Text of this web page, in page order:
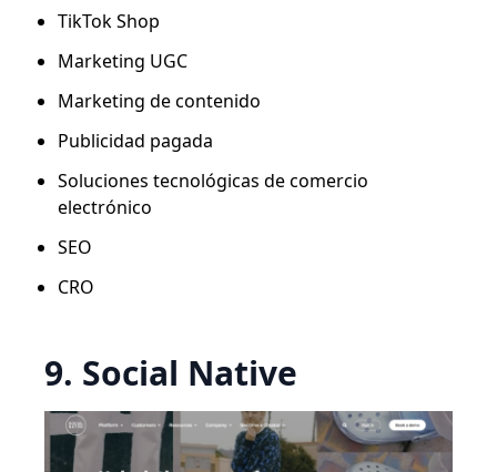
TikTok Shop
Marketing UGC
Marketing de contenido
Publicidad pagada
Soluciones tecnológicas de comercio
electrónico
SEO
CRO
9. Social Native